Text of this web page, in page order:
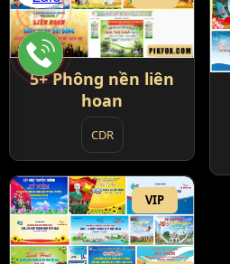
5+ Phông nền liên
hoan
CDR
VIP